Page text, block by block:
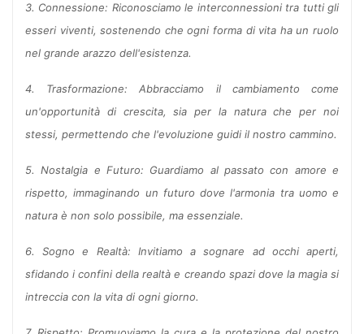
3. Connessione: Riconosciamo le interconnessioni tra tutti gli
esseri viventi, sostenendo che ogni forma di vita ha un ruolo
nel grande arazzo dell'esistenza.
4. Trasformazione: Abbracciamo il cambiamento come
un'opportunità di crescita, sia per la natura che per noi
stessi, permettendo che l'evoluzione guidi il nostro cammino.
5. Nostalgia e Futuro: Guardiamo al passato con amore e
rispetto, immaginando un futuro dove l'armonia tra uomo e
natura è non solo possibile, ma essenziale.
6. Sogno e Realtà: Invitiamo a sognare ad occhi aperti,
sfidando i confini della realtà e creando spazi dove la magia si
intreccia con la vita di ogni giorno.